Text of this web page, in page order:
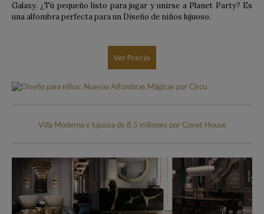
Galaxy. ¿Tú pequeño listo para jugar y unirse a Planet Party? Es
una alfombra perfecta para un Diseño de niños lujuoso.
Ver Precio
Villa Moderna y lujuosa de 8.5 millones por Covet House